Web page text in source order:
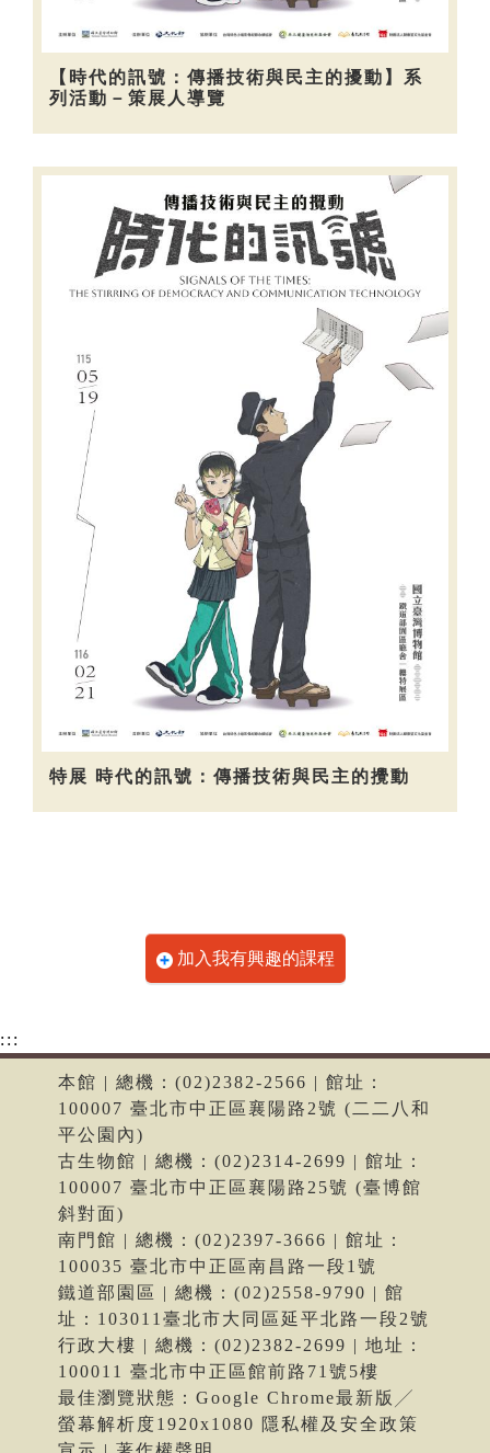
【時代的訊號：傳播技術與民主的擾動】系
列活動－策展人導覽
特展 時代的訊號：傳播技術與民主的攪動
加入我有興趣的課程
:::
本館 | 總機：(02)2382-2566 | 館址：
100007 臺北市中正區襄陽路2號 (二二八和
平公園內)
古生物館 | 總機：(02)2314-2699 | 館址：
100007 臺北市中正區襄陽路25號 (臺博館
斜對面)
南門館 | 總機：(02)2397-3666 | 館址：
100035 臺北市中正區南昌路一段1號
鐵道部園區 | 總機：(02)2558-9790 | 館
址：103011臺北市大同區延平北路一段2號
行政大樓 | 總機：(02)2382-2699 | 地址：
100011 臺北市中正區館前路71號5樓
最佳瀏覽狀態：Google Chrome最新版╱
螢幕解析度1920x1080 隱私權及安全政策